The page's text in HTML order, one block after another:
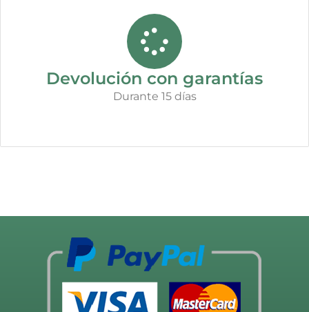
Devolución con garantías
Durante 15 días